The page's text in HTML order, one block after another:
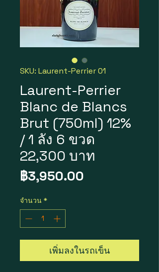
SKU: Laurent-Perrier 01
Laurent-Perrier
Blanc de Blancs
Brut (750ml) 12%
/ 1 ลัง 6 ขวด
22,300 บาท
฿3,950.00
จำนวน *
เพิ่มลงในรถเข็น